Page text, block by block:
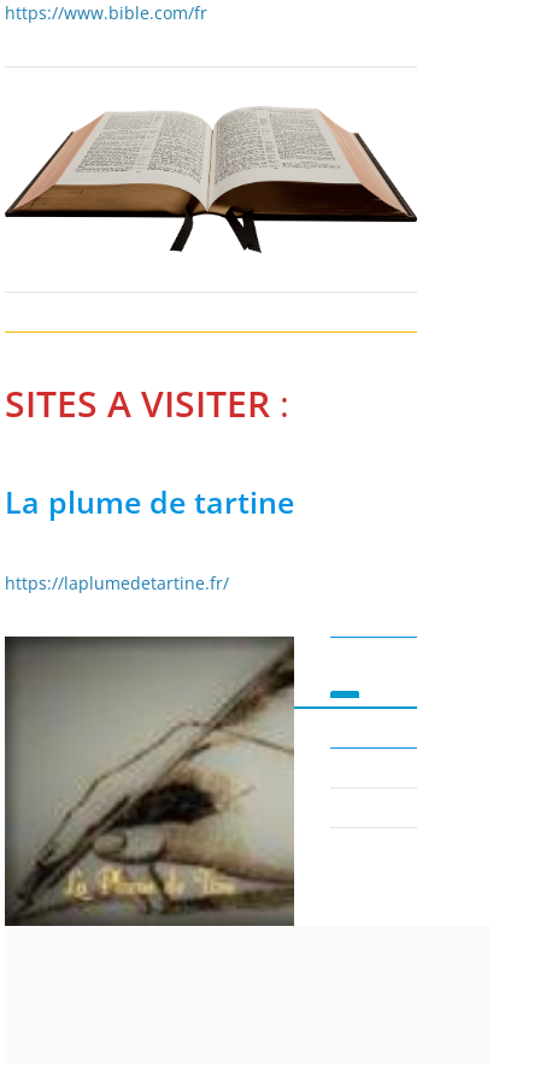
https://www.bible.com/fr
SITES A VISITER :
La plume de tartine
https://laplumedetartine.fr/